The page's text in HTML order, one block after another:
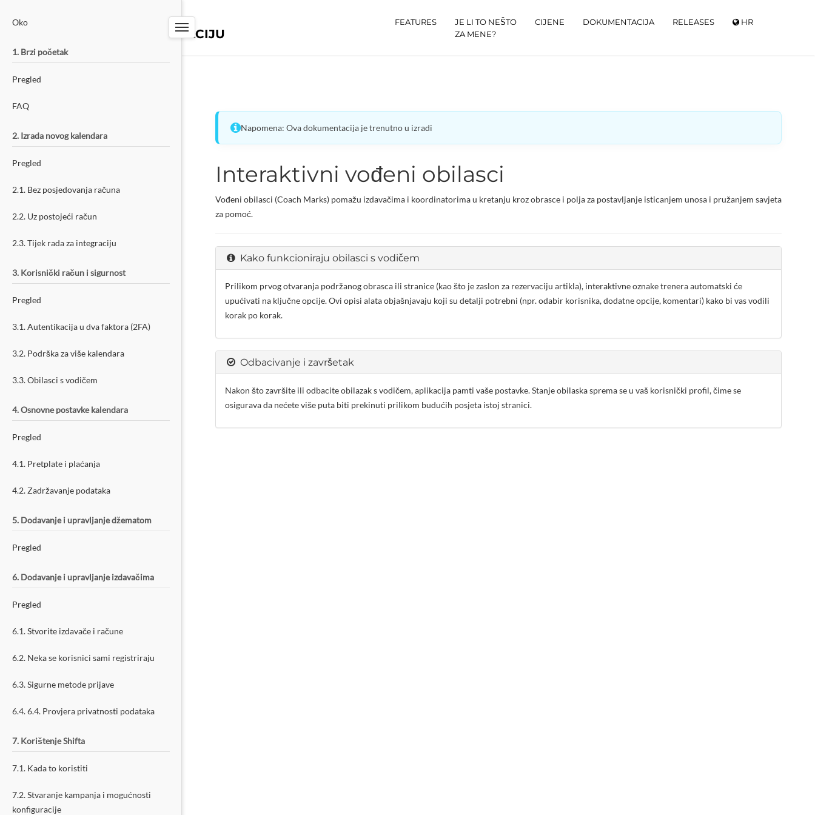
SUSTAV ZA REZERVACIJU
FEATURES
JE LI TO NEŠTO
ZA MENE?
CIJENE DOKUMENTACIJA RELEASES HR
Oko
1. Brzi početak
Pregled
FAQ
2. Izrada novog kalendara
Pregled
2.1. Bez posjedovanja računa
2.2. Uz postojeći račun
2.3. Tijek rada za integraciju
3. Korisnički račun i sigurnost
Pregled
3.1. Autentikacija u dva faktora (2FA)
3.2. Podrška za više kalendara
3.3. Obilasci s vodičem
4. Osnovne postavke kalendara
Pregled
4.1. Pretplate i plaćanja
4.2. Zadržavanje podataka
5. Dodavanje i upravljanje džematom
Pregled
6. Dodavanje i upravljanje izdavačima
Pregled
6.1. Stvorite izdavače i račune
6.2. Neka se korisnici sami registriraju
6.3. Sigurne metode prijave
6.4. 6.4. Provjera privatnosti podataka
7. Korištenje Shifta
7.1. Kada to koristiti
7.2. Stvaranje kampanja i mogućnosti
konfiguracije
Napomena: Ova dokumentacija je trenutno u izradi
Interaktivni vođeni obilasci
Vođeni obilasci (Coach Marks) pomažu izdavačima i koordinatorima u kretanju kroz obrasce i polja za postavljanje isticanjem unosa i pružanjem savjeta
za pomoć.
Kako funkcioniraju obilasci s vodičem
Prilikom prvog otvaranja podržanog obrasca ili stranice (kao što je zaslon za rezervaciju artikla), interaktivne oznake trenera automatski će
upućivati ​​na ključne opcije. Ovi opisi alata objašnjavaju koji su detalji potrebni (npr. odabir korisnika, dodatne opcije, komentari) kako bi vas vodili
korak po korak.
Odbacivanje i završetak
Nakon što završite ili odbacite obilazak s vodičem, aplikacija pamti vaše postavke. Stanje obilaska sprema se u vaš korisnički profil, čime se
osigurava da nećete više puta biti prekinuti prilikom budućih posjeta istoj stranici.